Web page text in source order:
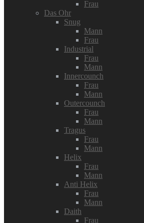
Frau
Das Ohr
Snug
Mann
Frau
Industrial
Frau
Mann
Innercounch
Frau
Mann
Outercounch
Frau
Mann
Tragus
Frau
Mann
Helix
Frau
Mann
Anti Helix
Frau
Mann
Daith
Frau